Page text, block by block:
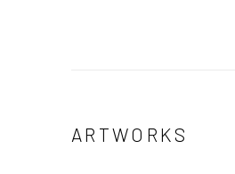
ARTWORKS